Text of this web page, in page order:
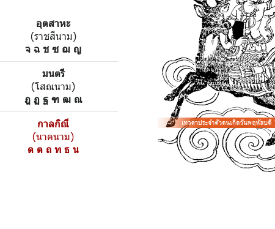
อุตสาหะ
(ราชสีนาม)
จ ฉ ช ซ ฌ ญ
มนตรี
(โสณนาม)
ฎ ฏ ฐ ฑ ฒ ณ
กาลกิณี
(นาคนาม)
ด ต ถ ท ธ น